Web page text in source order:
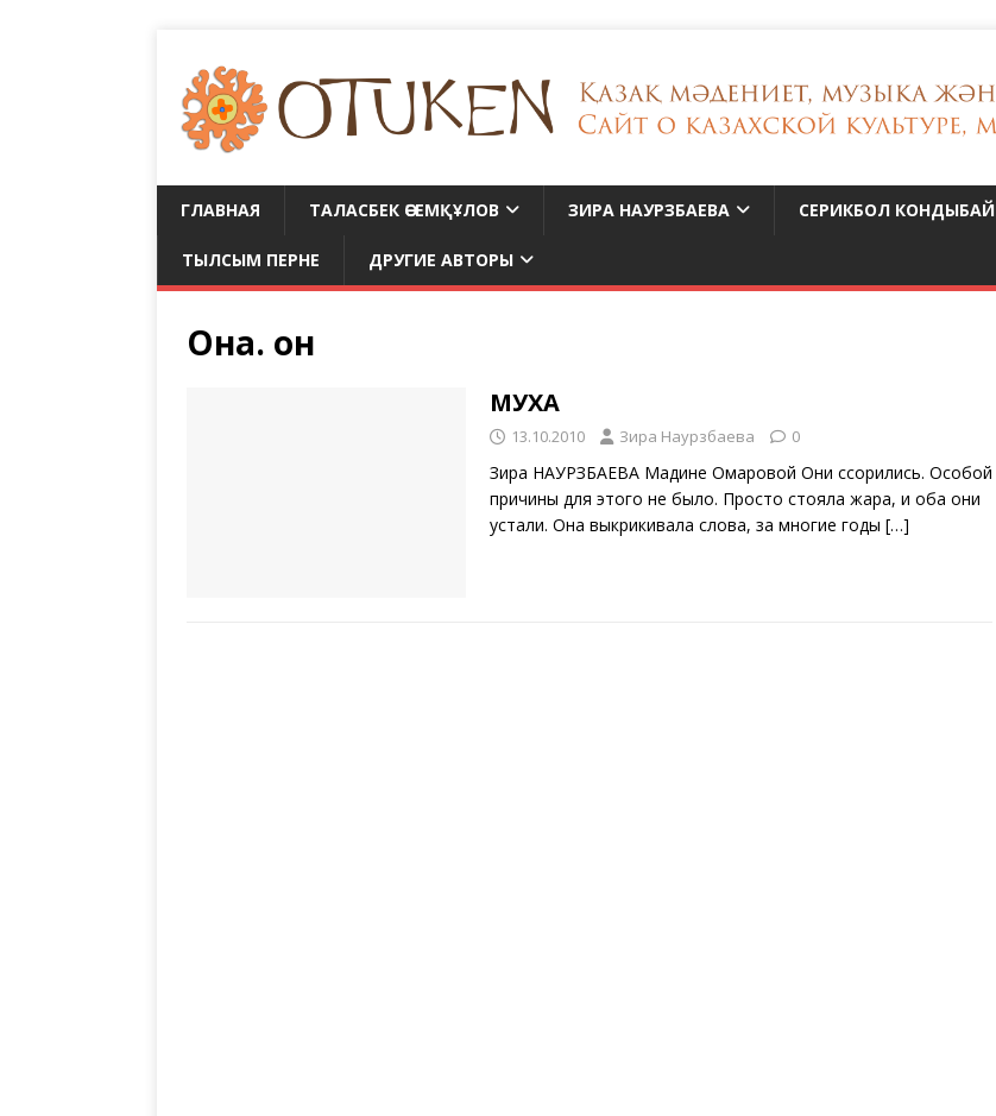
ГЛАВНАЯ ТАЛАСБЕК ӘСЕМҚҰЛОВ ЗИРА НАУРЗБАЕВА СЕРИКБОЛ КОНДЫБАЙ
ТЫЛСЫМ ПЕРНЕ ДРУГИЕ АВТОРЫ
Она. он
МУХА
13.10.2010 Зира Наурзбаева 0
Зира НАУРЗБАЕВА Мадине Омаровой Они ссорились. Особой
причины для этого не было. Просто стояла жара, и оба они
устали. Она выкрикивала слова, за многие годы […]